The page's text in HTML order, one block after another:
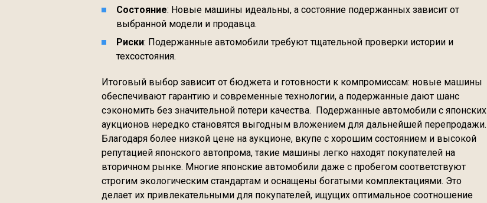
Состояние: Новые машины идеальны, а состояние подержанных зависит от
выбранной модели и продавца.
Риски: Подержанные автомобили требуют тщательной проверки истории и
техсостояния.
Итоговый выбор зависит от бюджета и готовности к компромиссам: новые машины
обеспечивают гарантию и современные технологии, а подержанные дают шанс
сэкономить без значительной потери качества. Подержанные автомобили с японских
аукционов нередко становятся выгодным вложением для дальнейшей перепродажи.
Благодаря более низкой цене на аукционе, вкупе с хорошим состоянием и высокой
репутацией японского автопрома, такие машины легко находят покупателей на
вторичном рынке. Многие японские автомобили даже с пробегом соответствуют
строгим экологическим стандартам и оснащены богатыми комплектациями. Это
делает их привлекательными для покупателей, ищущих оптимальное соотношение